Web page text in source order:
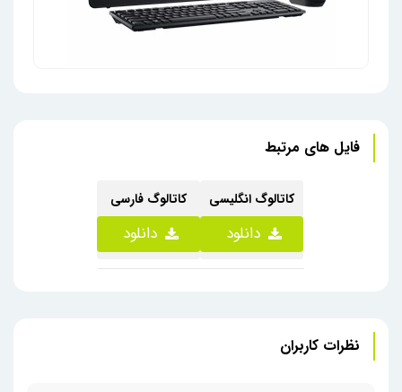
فایل های مرتبط
کاتالوگ انگلیسی
دانلود
کاتالوگ فارسی
دانلود
نظرات کاربران